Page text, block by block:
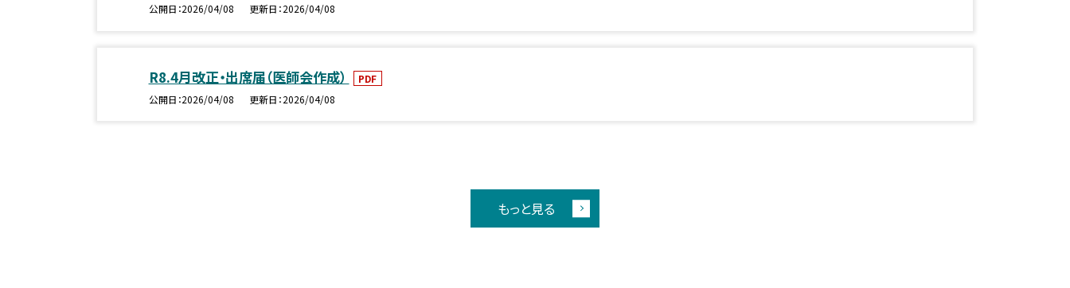
公開日 2026/04/08 更新日 2026/04/08
R8.4月改正・出席届（医師会作成）
PDF
公開日 2026/04/08 更新日 2026/04/08
もっと見る